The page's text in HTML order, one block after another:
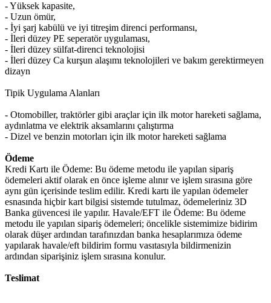
- Yüksek kapasite,
- Uzun ömür,
- İyi şarj kabülü ve iyi titreşim direnci performansı,
- İleri düzey PE seperatör uygulaması,
- İleri düzey sülfat-direnci teknolojisi
- İleri düzey Ca kurşun alaşımı teknolojileri ve bakım gerektirmeyen
dizayn
Tipik Uygulama Alanları
- Otomobiller, traktörler gibi araçlar için ilk motor hareketi sağlama,
aydınlatma ve elektrik aksamlarını çalıştırma
- Dizel ve benzin motorları için ilk motor hareketi sağlama
Ödeme
Kredi Kartı ile Ödeme: Bu ödeme metodu ile yapılan sipariş
ödemeleri aktif olarak en önce işleme alınır ve işlem sırasına göre
aynı gün içerisinde teslim edilir. Kredi kartı ile yapılan ödemeler
esnasında hiçbir kart bilgisi sistemde tutulmaz, ödemeleriniz 3D
Banka güvencesi ile yapılır. Havale/EFT ile Ödeme: Bu ödeme
metodu ile yapılan sipariş ödemeleri; öncelikle sistemimize bidirim
olarak düşer ardından tarafınızdan banka hesaplarımıza ödeme
yapılarak havale/eft bildirim formu vasıtasıyla bildirmenizin
ardından siparişiniz işlem sırasına konulur.
Teslimat